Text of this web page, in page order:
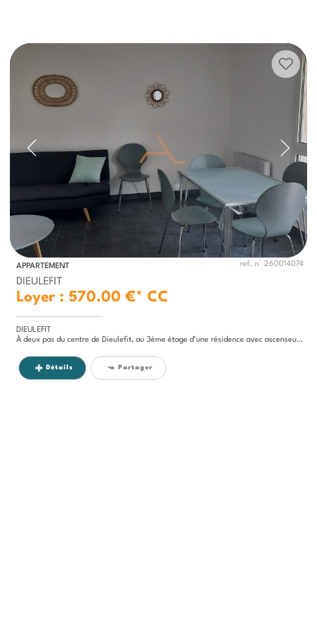
APPARTEMENT ref. n° 260014074
DIEULEFIT
Loyer : 570.00 €* CC
DIEULEFIT
À deux pas du centre de Dieulefit, au 3ème étage d’une résidence avec ascenseur, découvrez ce charmant appartement...
Détails Partager